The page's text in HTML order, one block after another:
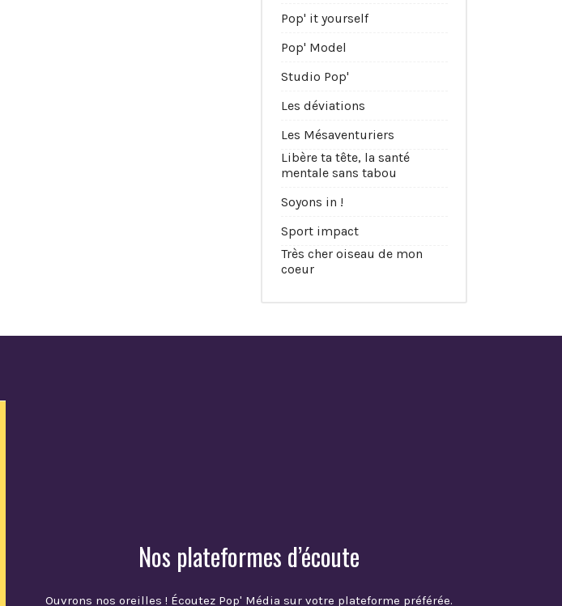
Pop' it yourself
Pop' Model
Studio Pop'
Les déviations
Les Mésaventuriers
Libère ta tête, la santé
mentale sans tabou
Soyons in !
Sport impact
Très cher oiseau de mon
coeur
Nos plateformes d’écoute
Ouvrons nos oreilles ! Écoutez Pop' Média sur votre plateforme préférée.